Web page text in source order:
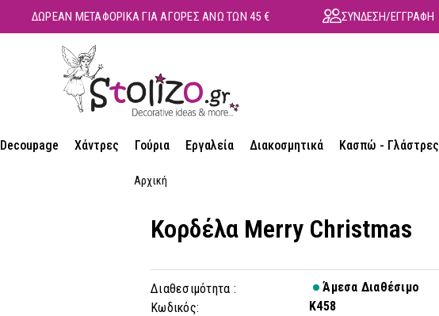
ΔΩΡΕΑΝ ΜΕΤΑΦΟΡΙΚΑ ΓΙΑ ΑΓΟΡΕΣ ΑΝΩ ΤΩΝ 45 € ΣΥΝΔΕΣΗ/ΕΓΓΡΑΦΗ
Decoupage Χάντρες Γούρια Εργαλεία Διακοσμητικά Κασπώ - Γλάστρες
Αρχική
Κορδέλα Merry Christmas
Διαθεσιμότητα :
Άμεσα Διαθέσιμο
Κωδικός:
K458